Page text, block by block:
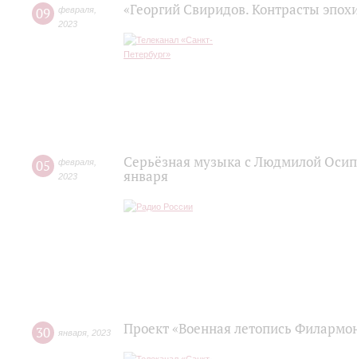
09 февраля
2023
«Георгий Свиридов. Контрасты
05 февраля
2023
Серьёзная музыка с Людмилой
января
30 января 2023 Проект «Военная летопись